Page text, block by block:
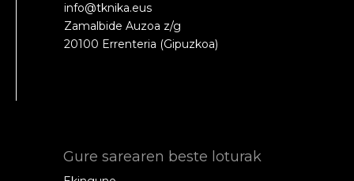
info@tknika.eus
Zamalbide Auzoa z/g
20100 Errenteria (Gipuzkoa)
Gure sarearen beste loturak